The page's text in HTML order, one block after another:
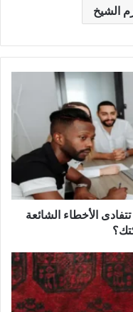
الشيخ
الأخطاء الشائعة